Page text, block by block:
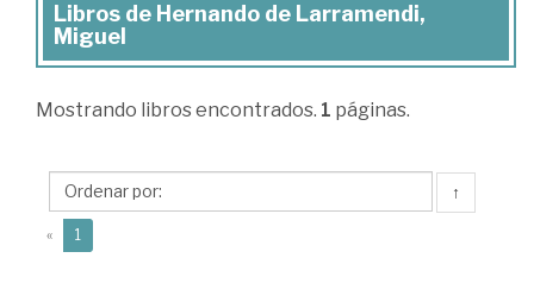
Libros
de
Hernando
Larramendi,
Miguel
Libros de Hernando de Larramendi,
Miguel
Mostrando libros encontrados. 1 páginas.
↑
« 1